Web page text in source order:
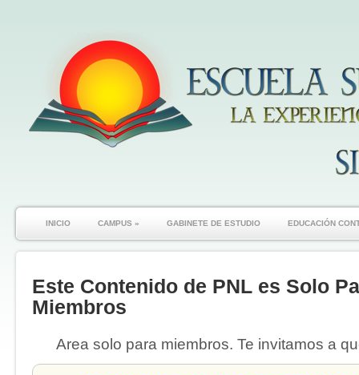
INICIO CAMPUS » GABINETE DE ESTUDIO EDUCACIÓN
Este Contenido de PNL es Solo
Miembros
Area solo para miembros. Te invitamos a